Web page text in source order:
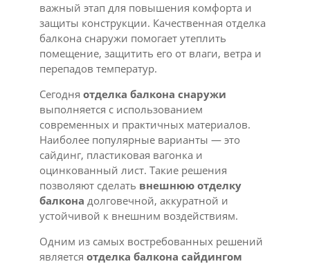
важный этап для повышения комфорта и
защиты конструкции. Качественная отделка
балкона снаружи помогает утеплить
помещение, защитить его от влаги, ветра и
перепадов температур.
Сегодня отделка балкона снаружи
выполняется с использованием
современных и практичных материалов.
Наиболее популярные варианты — это
сайдинг, пластиковая вагонка и
оцинкованный лист. Такие решения
позволяют сделать внешнюю отделку
балкона долговечной, аккуратной и
устойчивой к внешним воздействиям.
Одним из самых востребованных решений
является отделка балкона сайдингом